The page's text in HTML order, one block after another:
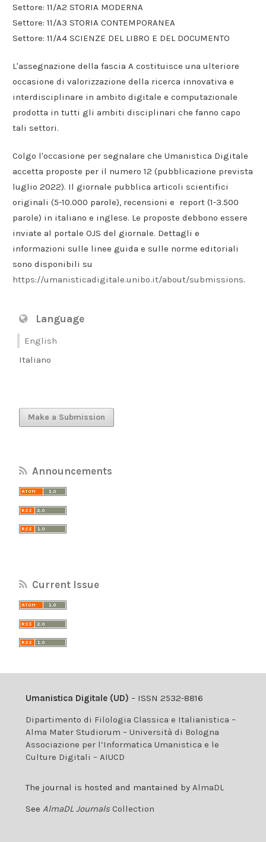
Settore: 11/A2 STORIA MODERNA
Settore: 11/A3 STORIA CONTEMPORANEA
Settore: 11/A4 SCIENZE DEL LIBRO E DEL DOCUMENTO
L'assegnazione della fascia A costituisce una ulteriore
occasione di valorizzazione della ricerca innovativa e
interdisciplinare in ambito digitale e computazionale
prodotta in tutti gli ambiti disciplinari che fanno capo
tali settori.
Colgo l'occasione per segnalare che Umanistica Digitale
accetta proposte per il numero 12 (pubblicazione prevista
luglio 2022). Il giornale pubblica articoli scientifici
originali (5-10.000 parole), recensioni e report (1-3.500
parole) in italiano e inglese. Le proposte debbono essere
inviate al portale OJS del giornale. Dettagli e
informazioni sulle linee guida e sulle norme editoriali
sono disponibili su
https://umanisticadigitale.unibo.it/about/submissions.
Language
English
Italiano
Make a Submission
Announcements
Current Issue
Umanistica Digitale (UD) – ISSN 2532-8816
Dipartimento di Filologia Classica e Italianistica –
Alma Mater Studiorum – Università di Bologna
Associazione per l’Informatica Umanistica e le
Culture Digitali – AIUCD
The journal is hosted and mantained by AlmaDL
See AlmaDL JournalsCollection